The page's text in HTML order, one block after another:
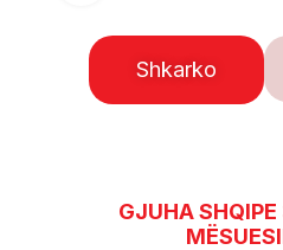
Shkarko
GJUHA SHQIPE